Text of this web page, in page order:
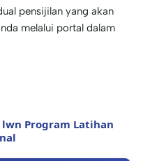
pensijilan yang akan
melalui portal dalam
Program Latihan